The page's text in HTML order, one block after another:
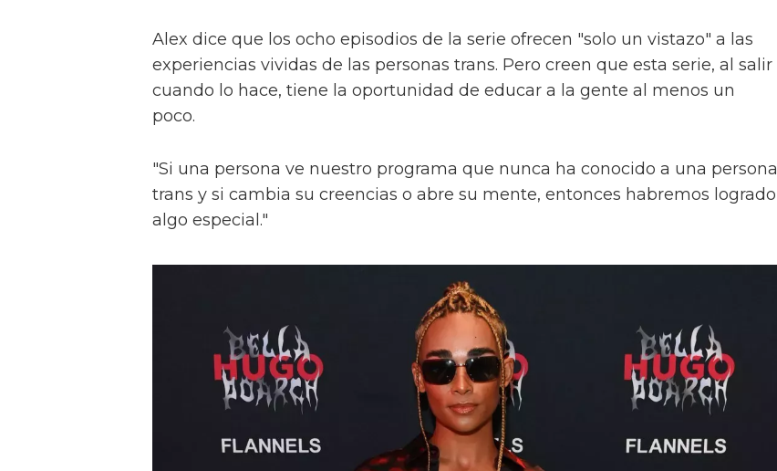
Alex dice que los ocho episodios de la serie ofrecen "solo un vistazo" a las
experiencias vividas de las personas trans. Pero creen que esta serie, al salir
cuando lo hace, tiene la oportunidad de educar a la gente al menos un
poco.
"Si una persona ve nuestro programa que nunca ha conocido a una persona
trans y si cambia su creencias o abre su mente, entonces habremos logrado
algo especial."